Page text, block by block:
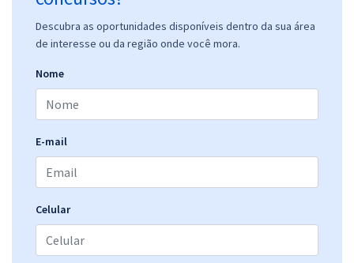
Descubra as oportunidades disponíveis dentro da sua área
de interesse ou da região onde você mora.
Nome
E-mail
Celular